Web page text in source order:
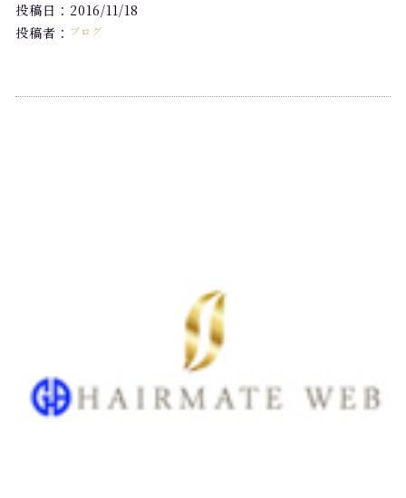
投稿日：2016/11/18
投稿者： ブログ